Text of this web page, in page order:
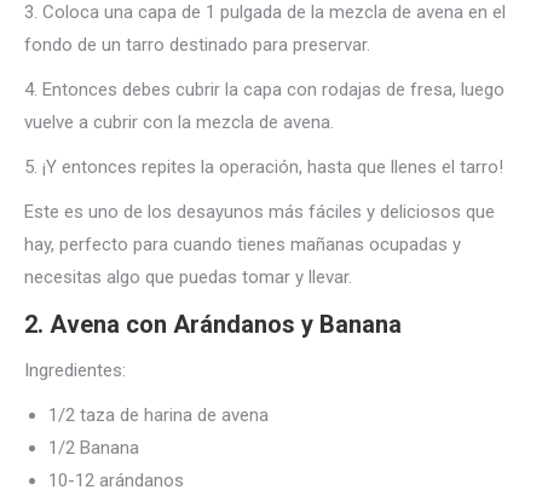
3. Coloca una capa de 1 pulgada de la mezcla de avena en el
fondo de un tarro destinado para preservar.
4. Entonces debes cubrir la capa con rodajas de fresa, luego
vuelve a cubrir con la mezcla de avena.
5. ¡Y entonces repites la operación, hasta que llenes el tarro!
Este es uno de los desayunos más fáciles y deliciosos que
hay, perfecto para cuando tienes mañanas ocupadas y
necesitas algo que puedas tomar y llevar.
2. Avena con Arándanos y Banana
Ingredientes:
1/2 taza de harina de avena
1/2 Banana
10-12 arándanos